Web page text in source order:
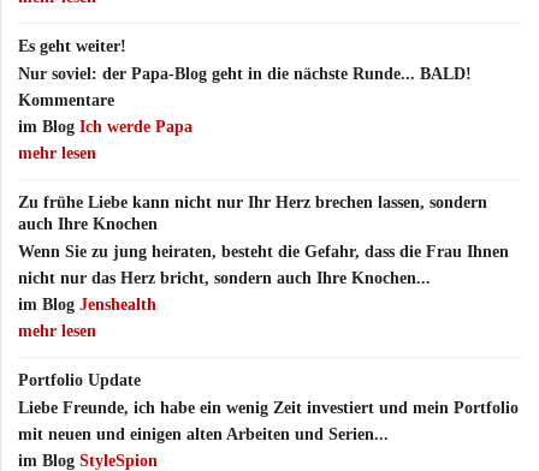
Es geht weiter!
Nur soviel: der Papa-Blog geht in die nächste Runde... BALD!
Kommentare
im Blog Ich werde Papa
mehr lesen
Zu frühe Liebe kann nicht nur Ihr Herz brechen lassen, sondern
auch Ihre Knochen
Wenn Sie zu jung heiraten, besteht die Gefahr, dass die Frau Ihnen
nicht nur das Herz bricht, sondern auch Ihre Knochen...
im Blog Jenshealth
mehr lesen
Portfolio Update
Liebe Freunde, ich habe ein wenig Zeit investiert und mein Portfolio
mit neuen und einigen alten Arbeiten und Serien...
im Blog StyleSpion